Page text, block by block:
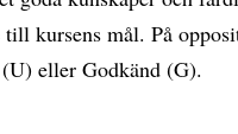
kursens mål. På
eller Godkänd (G).